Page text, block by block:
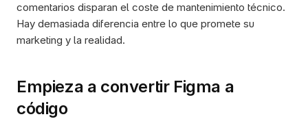
comentarios disparan el coste de mantenimiento técnico.
Hay demasiada diferencia entre lo que promete su
marketing y la realidad.
Empieza a convertir Figma a
código